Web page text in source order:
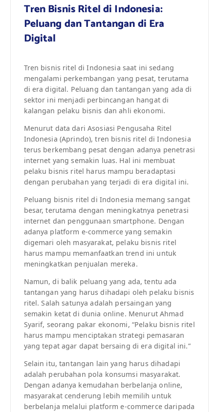
Tren Bisnis Ritel di Indonesia:
Peluang dan Tantangan di Era
Digital
Tren bisnis ritel di Indonesia saat ini sedang
mengalami perkembangan yang pesat, terutama
di era digital. Peluang dan tantangan yang ada di
sektor ini menjadi perbincangan hangat di
kalangan pelaku bisnis dan ahli ekonomi.
Menurut data dari Asosiasi Pengusaha Ritel
Indonesia (Aprindo), tren bisnis ritel di Indonesia
terus berkembang pesat dengan adanya penetrasi
internet yang semakin luas. Hal ini membuat
pelaku bisnis ritel harus mampu beradaptasi
dengan perubahan yang terjadi di era digital ini.
Peluang bisnis ritel di Indonesia memang sangat
besar, terutama dengan meningkatnya penetrasi
internet dan penggunaan smartphone. Dengan
adanya platform e-commerce yang semakin
digemari oleh masyarakat, pelaku bisnis ritel
harus mampu memanfaatkan trend ini untuk
meningkatkan penjualan mereka.
Namun, di balik peluang yang ada, tentu ada
tantangan yang harus dihadapi oleh pelaku bisnis
ritel. Salah satunya adalah persaingan yang
semakin ketat di dunia online. Menurut Ahmad
Syarif, seorang pakar ekonomi, “Pelaku bisnis ritel
harus mampu menciptakan strategi pemasaran
yang tepat agar dapat bersaing di era digital ini.”
Selain itu, tantangan lain yang harus dihadapi
adalah perubahan pola konsumsi masyarakat.
Dengan adanya kemudahan berbelanja online,
masyarakat cenderung lebih memilih untuk
berbelanja melalui platform e-commerce daripada